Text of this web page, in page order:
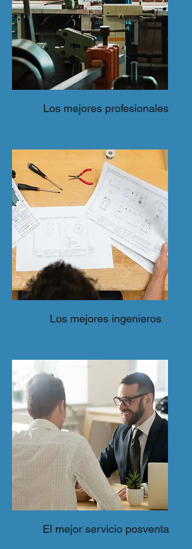
Los mejores profesionales
Los mejores ingenieros
El mejor servicio posventa